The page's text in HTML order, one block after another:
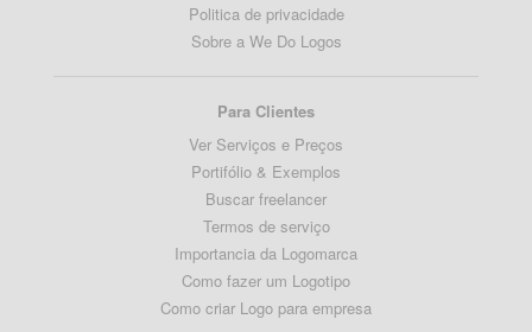
Politica de privacidade
Sobre a We Do Logos
Para Clientes
Ver Serviços e Preços
Portifólio & Exemplos
Buscar freelancer
Termos de serviço
Importancia da Logomarca
Como fazer um Logotipo
Como criar Logo para empresa